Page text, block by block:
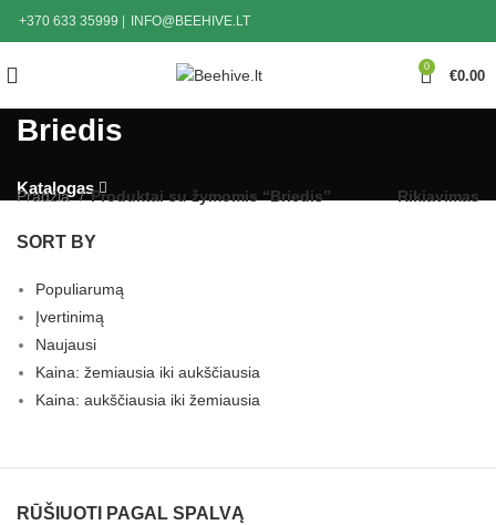
+370 633 35999 INFO@BEEHIVE.LT
0
€0.00
Briedis
Katalogas
Pradžia Produktai su žymomis “Briedis” Rikiavimas
SORT BY
Populiarumą
Įvertinimą
Naujausi
Kaina: žemiausia iki aukščiausia
Kaina: aukščiausia iki žemiausia
RŪŠIUOTI PAGAL SPALVĄ